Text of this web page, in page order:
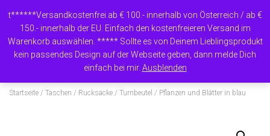
t******Versandkostenfrei ab € 100.- innerhalb von Österreich / ab €
150.- innerhalb der EU. Einfach den kostenfreieren Versand im
Warenkorb auswählen. ***** Sollte es von Deinem Lieblingsprodukt
kein passendes Design auf der Webseite geben, dann melde Dich
einfach bei mir. Ausblenden
N
Startseite / Taschen / Rucksäcke / Turnbeutel / Pflanzen und Blätter in blau